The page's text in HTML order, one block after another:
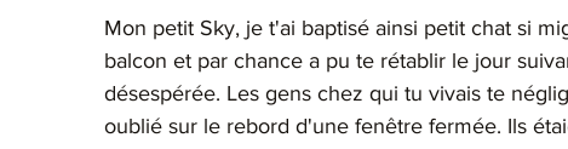
Mon petit Sky, je t'ai baptisé ainsi petit chat si
balcon et par chance a pu te rétablir le jour
désespérée. Les gens chez qui tu vivais te
oublié sur le rebord d'une fenêtre fermée. Ils